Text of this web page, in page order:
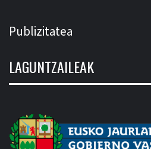
Publizitatea
LAGUNTZAILEAK